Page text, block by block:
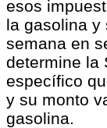
esos
la gasolina y
semana en
determine la
específico
y su monto
gasolina.